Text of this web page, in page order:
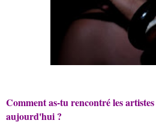
Comment as-tu rencontré les
aujourd'hui ?